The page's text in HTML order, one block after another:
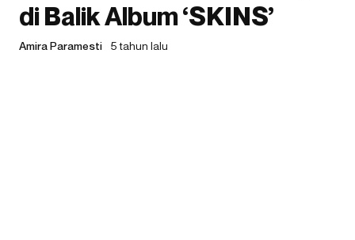
di Balik Album ‘SKINS’
Amira Paramesti 5 tahun lalu